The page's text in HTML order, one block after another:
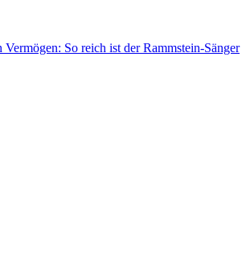
So reich ist der Rammstein-Sänger